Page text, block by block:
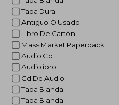
Tapa Dura
Antiguo O Usado
Libro De Cartón
Mass Market Paperback
Audio Cd
Audiolibro
Cd De Audio
Tapa Blanda
Tapa Blanda